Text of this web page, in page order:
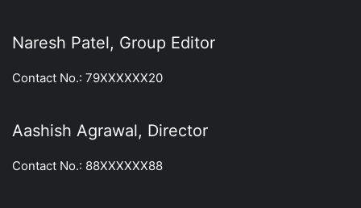
Naresh Patel, Group Editor
Contact No.: 79XXXXXX20
Aashish Agrawal, Director
Contact No.: 88XXXXXX88